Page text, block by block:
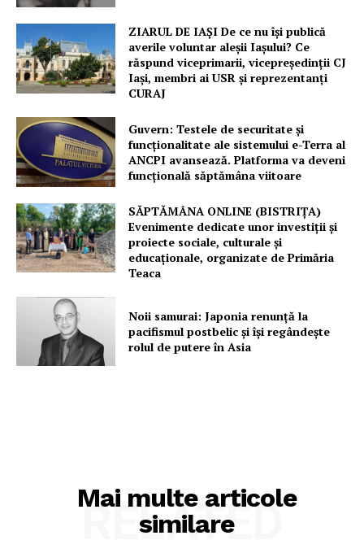
ZIARUL DE IAȘI De ce nu își publică
averile voluntar aleșii Iașului? Ce
răspund viceprimarii, vicepreședinții CJ
Iași, membri ai USR și reprezentanți
CURAJ
Guvern: Testele de securitate și
funcționalitate ale sistemului e-Terra al
ANCPI avansează. Platforma va deveni
funcțională săptămâna viitoare
SĂPTĂMÂNA ONLINE (BISTRIȚA)
Evenimente dedicate unor investiții și
proiecte sociale, culturale și
educaționale, organizate de Primăria
Teaca
Noii samurai: Japonia renunță la
pacifismul postbelic și își regândește
rolul de putere în Asia
Mai multe articole
similare
RELATED